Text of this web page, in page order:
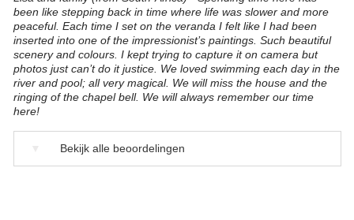
been like stepping back in time where life was slower and more
peaceful. Each time I set on the veranda I felt like I had been
inserted into one of the impressionist’s paintings. Such beautiful
scenery and colours. I kept trying to capture it on camera but
photos just can’t do it justice. We loved swimming each day in the
river and pool; all very magical. We will miss the house and the
ringing of the chapel bell. We will always remember our time
here!
Bekijk alle beoordelingen